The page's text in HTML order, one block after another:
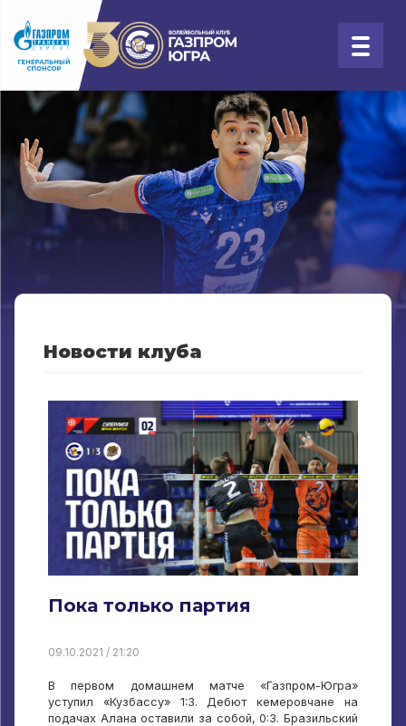
Новости клуба
Пока только партия
09.10.2021 / 21:20
В первом домашнем матче «Газпром-Югра»
уступил «Кузбассу» 1:3. Дебют кемеровчане на
подачах Алана оставили за собой, 0:3. Бразильский